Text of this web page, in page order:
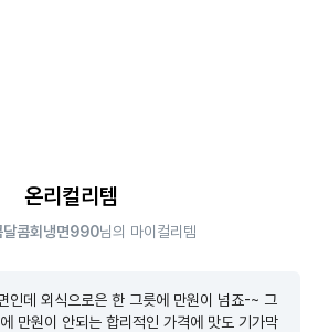
온리컬리템
달콤회냉면990님의 마이컬리템
인데 외식으로은 한 그릇에 만원이 넘죠-~ 그
만원이 안되는 합리적인 가격에 맛도 기가막